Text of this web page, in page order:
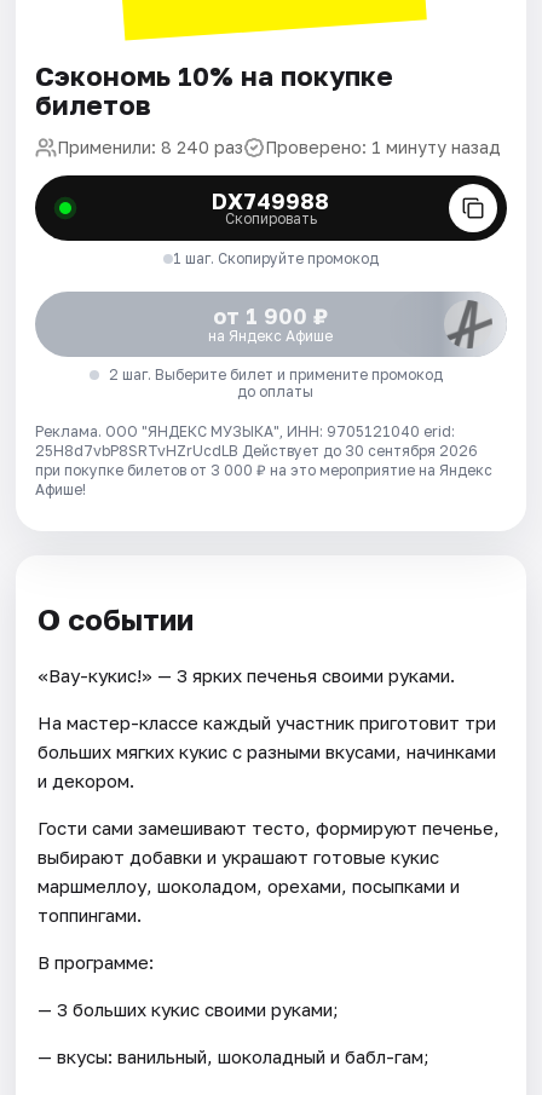
Сэкономь 10% на покупке
билетов
Применили: 8 240 раз Проверено: 1 минуту назад
DX749988
Скопировать
1 шаг. Скопируйте промокод
от 1 900 ₽
на Яндекс Афише
2 шаг. Выберите билет и примените промокод
до оплаты
Реклама. ООО "ЯНДЕКС МУЗЫКА", ИНН: 9705121040 erid:
25H8d7vbP8SRTvHZrUcdLB Действует до 30 сентября 2026
при покупке билетов от 3 000 ₽ на это мероприятие на Яндекс
Афише!
О событии
«Вау-кукис!» — 3 ярких печенья своими руками.
На мастер-классе каждый участник приготовит три
больших мягких кукис с разными вкусами, начинками
и декором.
Гости сами замешивают тесто, формируют печенье,
выбирают добавки и украшают готовые кукис
маршмеллоу, шоколадом, орехами, посыпками и
топпингами.
В программе:
— 3 больших кукис своими руками;
— вкусы: ванильный, шоколадный и бабл-гам;